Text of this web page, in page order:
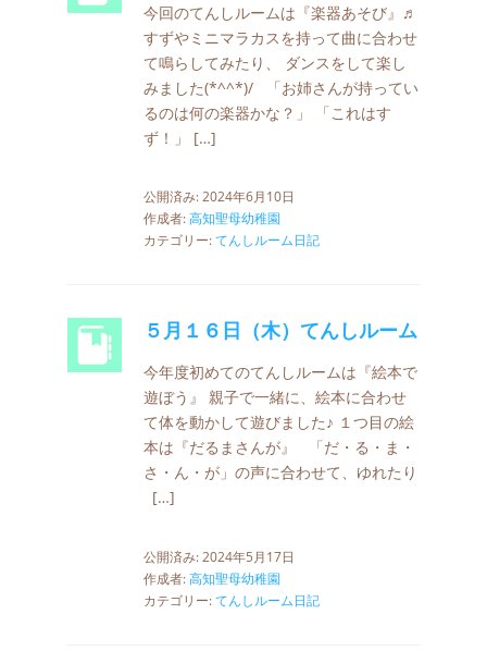
今回のてんしルームは『楽器あそび』♬
すずやミニマラカスを持って曲に合わせ
て鳴らしてみたり、 ダンスをして楽し
みました(*^^*)/ 「お姉さんが持ってい
るのは何の楽器かな？」 「これはす
ず！」 […]
公開済み: 2024年6月10日
作成者:高知聖母幼稚園
カテゴリー:てんしルーム日記
５月１６日（木）てんしルーム
今年度初めてのてんしルームは『絵本で
遊ぼう』 親子で一緒に、絵本に合わせ
て体を動かして遊びました♪ １つ目の絵
本は『だるまさんが』 「だ・る・ま・
さ・ん・が」の声に合わせて、ゆれたり
[…]
公開済み: 2024年5月17日
作成者:高知聖母幼稚園
カテゴリー:てんしルーム日記